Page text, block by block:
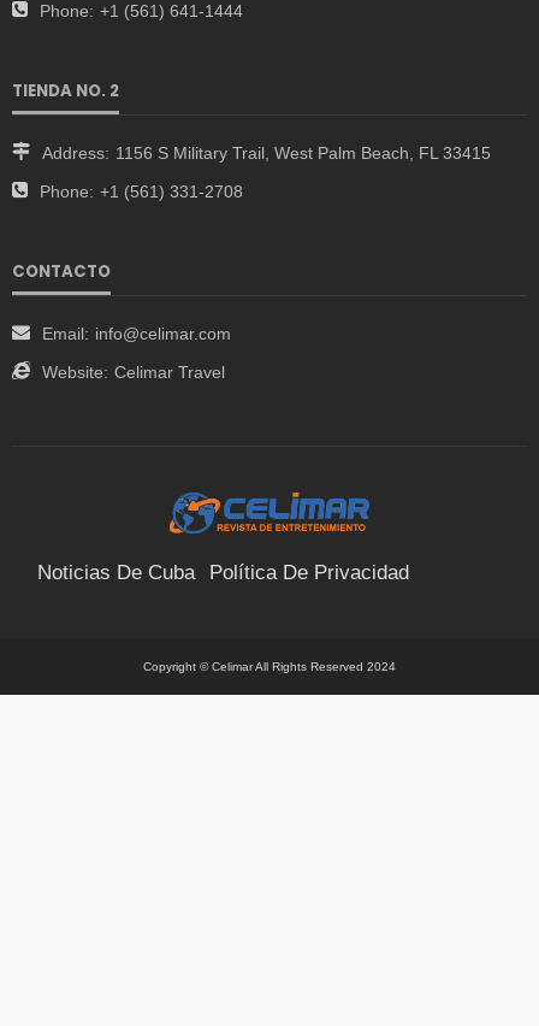
Phone: +1 (561) 641-1444
TIENDA NO. 2
Address: 1156 S Military Trail, West Palm Beach, FL 33415
Phone: +1 (561) 331-2708
CONTACTO
Email: info@celimar.com
Website: Celimar Travel
Noticias De Cuba Política De Privacidad
Copyright © Celimar All Rights Reserved 2024